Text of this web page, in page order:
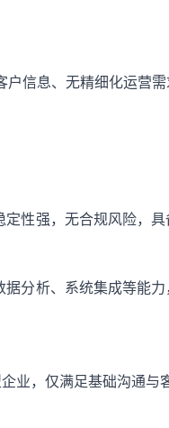
信息、无精细化运营需
性强，无合规风险，
分析、系统集成等能
业，仅满足基础沟通与